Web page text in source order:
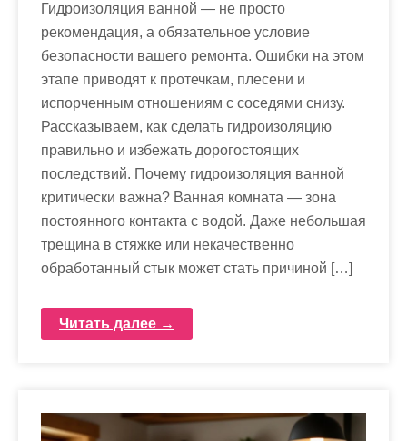
Гидроизоляция ванной — не просто
рекомендация, а обязательное условие
безопасности вашего ремонта. Ошибки на этом
этапе приводят к протечкам, плесени и
испорченным отношениям с соседями снизу.
Рассказываем, как сделать гидроизоляцию
правильно и избежать дорогостоящих
последствий. Почему гидроизоляция ванной
критически важна? Ванная комната — зона
постоянного контакта с водой. Даже небольшая
трещина в стяжке или некачественно
обработанный стык может стать причиной […]
Читать далее →